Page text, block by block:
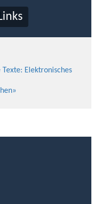
Elektronisches